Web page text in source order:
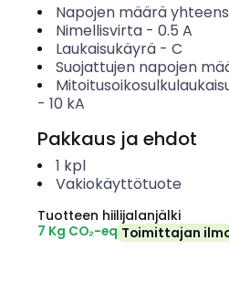
Napojen määrä
Nimellisvirta- 0.5 A
Laukaisukäyrä- C
Suojattujen napojen
- 10 kA
Pakkaus ja ehdot
1 kpl
Vakiokäyttötuote
Tuotteen hiilijalanjälki
7 Kg CO₂-eq Toimittajan